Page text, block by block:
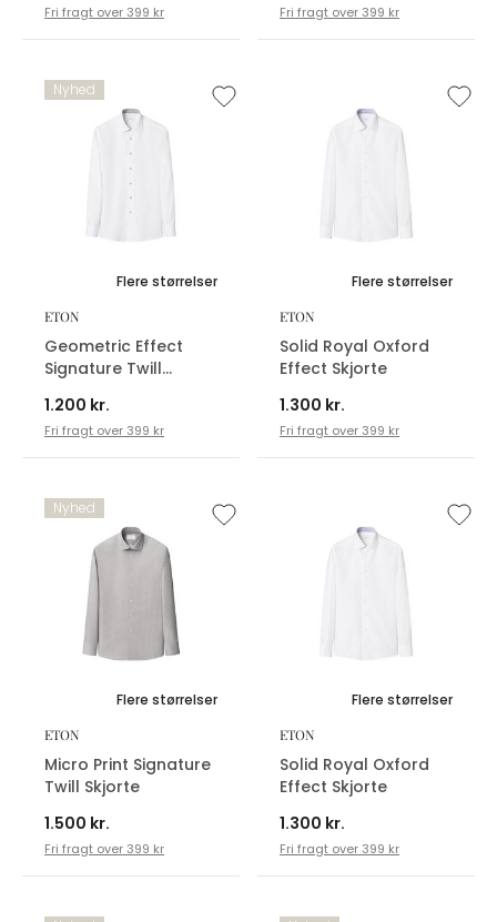
Fri fragt over 399 kr Fri fragt over 399 kr
Nyhed
Flere størrelser
ETON
Geometric Effect
Signature Twill
1.200 kr.
Fri fragt over 399 kr
Flere størrelser
ETON
Solid Royal Oxford
Effect Skjorte
1.300 kr.
Fri fragt over 399 kr
Nyhed
Flere størrelser
ETON
Micro Print Signature
Twill Skjorte
1.500 kr.
Fri fragt over 399 kr
Flere størrelser
ETON
Solid Royal Oxford
Effect Skjorte
1.300 kr.
Fri fragt over 399 kr